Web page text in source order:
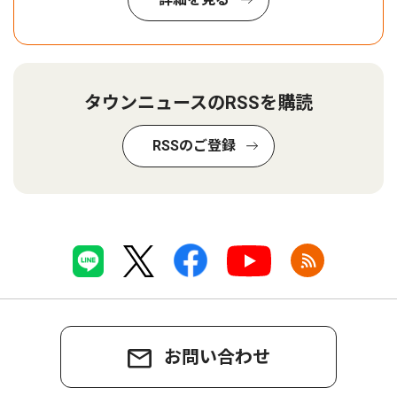
タウンニュースのRSSを購読
RSSのご登録
お問い合わせ